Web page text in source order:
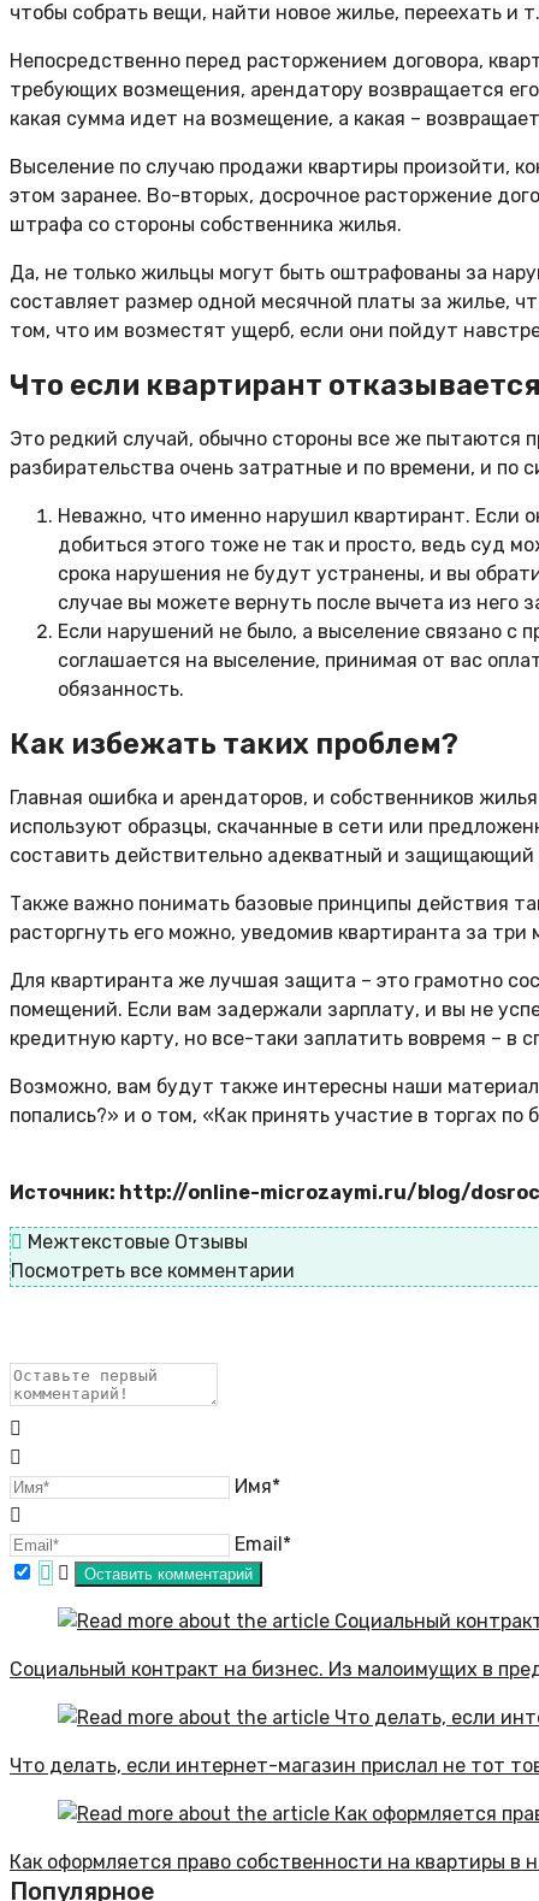
чтобы собрать вещи, найти новое жилье, переехать и
Непосредственно перед расторжением договора,
требующих возмещения, арендатору возвращается
какая сумма идет на возмещение, а какая –
Выселение по случаю продажи квартиры произойти,
этом заранее. Во-вторых, досрочное расторжение
штрафа со стороны собственника жилья.
Да, не только жильцы могут быть оштрафованы за
составляет размер одной месячной платы за жилье,
том, что им возместят ущерб, если они пойдут
Что если квартирант
Это редкий случай, обычно стороны все же пытаются
разбирательства очень затратные и по времени, и по
Неважно, что именно нарушил квартирант. Если
добиться этого тоже не так и просто, ведь суд
срока нарушения не будут устранены, и вы
случае вы можете вернуть после вычета из него
Если нарушений не было, а выселение связано с
соглашается на выселение, принимая от вас
обязанность.
Как избежать таких проблем?
Главная ошибка и арендаторов, и собственников
используют образцы, скачанные в сети или
составить действительно адекватный и защищающий
Также важно понимать базовые принципы действия
расторгнуть его можно, уведомив квартиранта за
Для квартиранта же лучшая защита – это грамотно
помещений. Если вам задержали зарплату, и вы не
кредитную карту, но все-таки заплатить вовремя – в
Возможно, вам будут также интересны наши
попались?» и о том, «Как принять участие в торгах по
Источник: http://online-microzaymi.ru/blog/
Межтекстовые Отзывы
Посмотреть все комментарии
Имя*
Email*
Социальный контракт на бизнес. Из малоимущих в
Что делать, если интернет-магазин прислал не тот
Как оформляется право собственности на квартиры в
Популярное